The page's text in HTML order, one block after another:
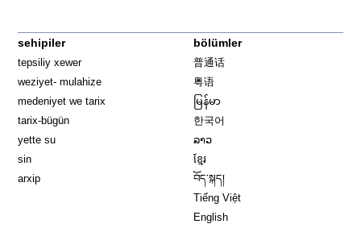
sehipiler
tepsiliy xewer
weziyet- mulahize
medeniyet we tarix
tarix-bügün
yette su
sin
arxip
bölümler
普通话
粤语
မြန်မာ
한국어
ລາວ
ខ្មែរ
བོད་སྐད།
Tiếng Việt
English